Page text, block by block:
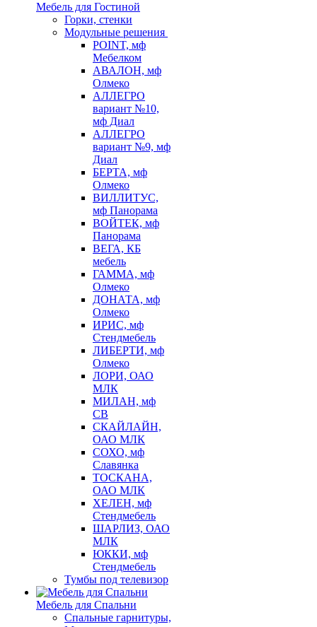
Мебель для Гостиной
Горки, стенки
Модульные решения
POINT, мф
Мебелком
АВАЛОН, мф
Олмеко
АЛЛЕГРО
вариант №10,
мф Диал
АЛЛЕГРО
вариант №9, мф
Диал
БЕРТА, мф
Олмеко
ВИЛЛИТУС,
мф Панорама
ВОЙТЕК, мф
Панорама
ВЕГА, КБ
мебель
ГАММА, мф
Олмеко
ДОНАТА, мф
Олмеко
ИРИС, мф
Стендмебель
ЛИБЕРТИ, мф
Олмеко
ЛОРИ, ОАО
МЛК
МИЛАН, мф
СВ
СКАЙЛАЙН,
ОАО МЛК
СОХО, мф
Славянка
ТОСКАНА,
ОАО МЛК
ХЕЛЕН, мф
Стендмебель
ШАРЛИЗ, ОАО
МЛК
ЮККИ, мф
Стендмебель
Тумбы под телевизор
Мебель для Спальни
Спальные гарнитуры,